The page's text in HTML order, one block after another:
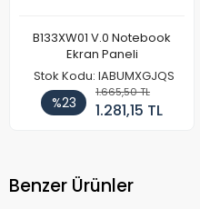
B133XW01 V.0 Notebook
Ekran Paneli
Stok Kodu: IABUMXGJQS
%23
1.665,50 TL
1.281,15 TL
Benzer Ürünler